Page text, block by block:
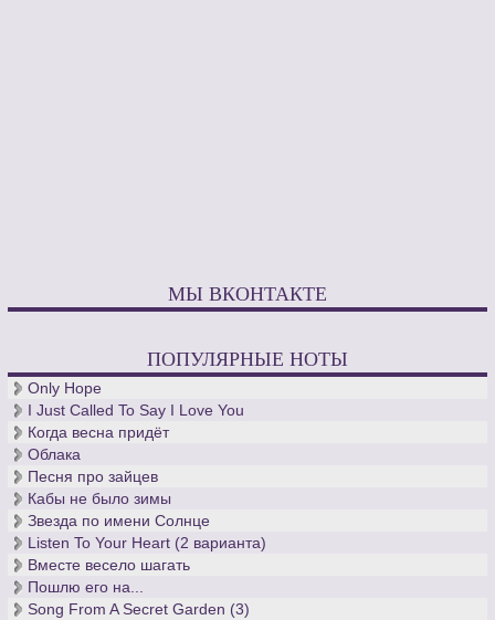
МЫ ВКОНТАКТЕ
ПОПУЛЯРНЫЕ НОТЫ
Only Hope
I Just Called To Say I Love You
Когда весна придёт
Облака
Песня про зайцев
Кабы не было зимы
Звезда по имени Солнце
Listen To Your Heart (2 варианта)
Вместе весело шагать
Пошлю его на...
Song From A Secret Garden (3)